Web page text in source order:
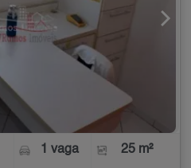
1 vaga 25 m²